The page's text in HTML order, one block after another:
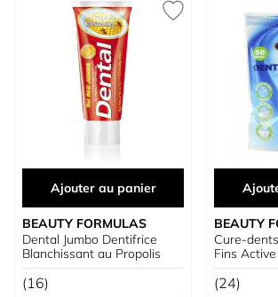
Ajouter au panier
BEAUTY FORMULAS
Dental Jumbo Dentifrice
Blanchissant au Propolis
(16)
BEAUTY
Cure-
Fins
(24)